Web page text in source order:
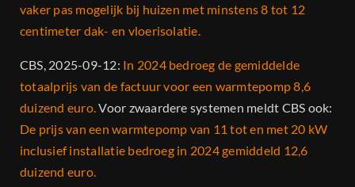
vaker pas mogelijk bij huizen met minstens 8 tot 12
centimeter dak- en vloerisolatie.
CBS, 2025-09-12: In 2024 bedroeg de gemiddelde
totaalprijs van de factuur voor een warmtepomp 8,6
duizend euro.Voor zwaardere systemen meldt CBS ook:
De prijs van een warmtepomp van 11 tot en met 20 kW
inclusief installatie bedroeg in 2024 gemiddeld 12,6
duizend euro.